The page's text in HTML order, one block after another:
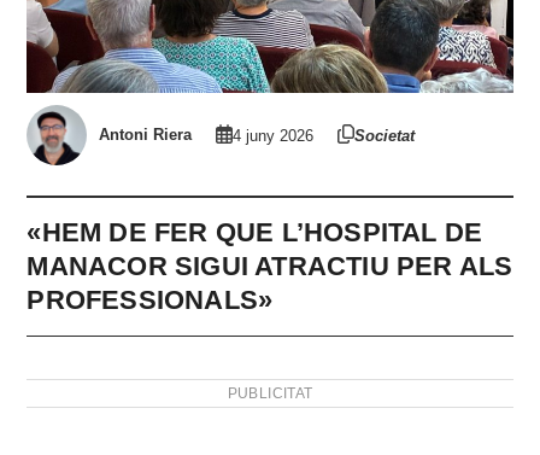
Antoni Riera 4 juny 2026 Societat
«HEM DE FER QUE L’HOSPITAL DE
MANACOR SIGUI ATRACTIU PER ALS
PROFESSIONALS»
PUBLICITAT